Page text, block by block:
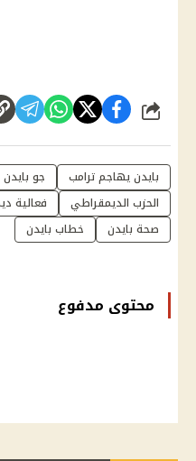
شارك
بايدن يهاجم ترامب جو بايدن
الحزب الديمقراطي
فعالية
صحة بايدن
خطاب بايدن
محتوى مدفوع